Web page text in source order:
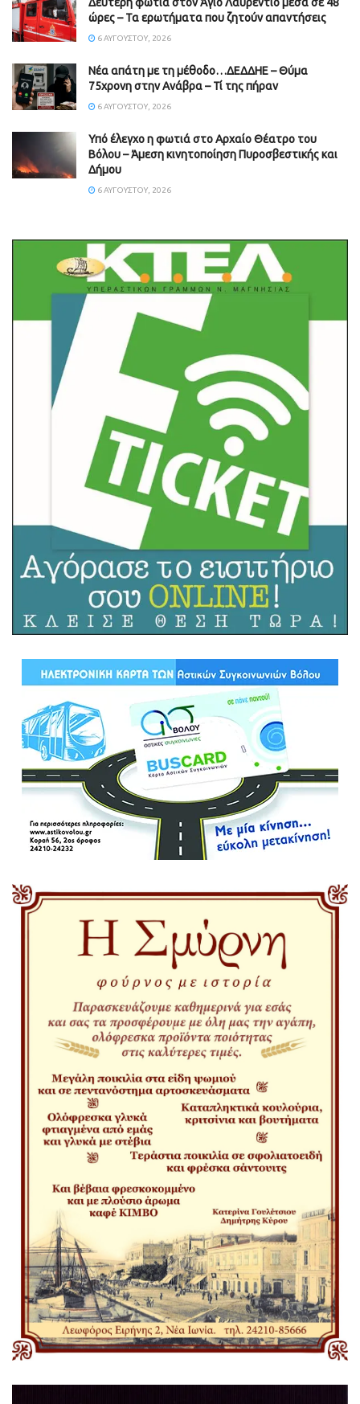
Δεύτερη φωτιά στον Άγιο Λαυρέντιο μέσα σε 48
ώρες – Τα ερωτήματα που ζητούν απαντήσεις
6 ΑΥΓΟΎΣΤΟΥ, 2026
Νέα απάτη με τη μέθοδο…ΔΕΔΔΗΕ – Θύμα
75χρονη στην Ανάβρα – Τί της πήραν
6 ΑΥΓΟΎΣΤΟΥ, 2026
Υπό έλεγχο η φωτιά στο Αρχαίο Θέατρο του
Βόλου – Άμεση κινητοποίηση Πυροσβεστικής και
Δήμου
6 ΑΥΓΟΎΣΤΟΥ, 2026